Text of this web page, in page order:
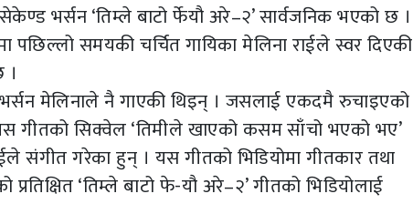
भर्सन ‘तिम्ले बाटो र्फेयौ अरे–२’ सार्वजनिक भएको छ ।
पछिल्लो समयकी चर्चित गायिका मेलिना राईले स्वर दिएकी
मेलिनाले नै गाएकी थिइन् । जसलाई एकदमै रुचाइएको
यस गीतको सिक्वेल ‘तिमीले खाएको कसम साँचो भएको भए’
संगीत गरेका हुन् । यस गीतको भिडियोमा गीतकार तथा
‘तिम्ले बाटो फे-यौ अरे–२’ गीतको भिडियोलाई